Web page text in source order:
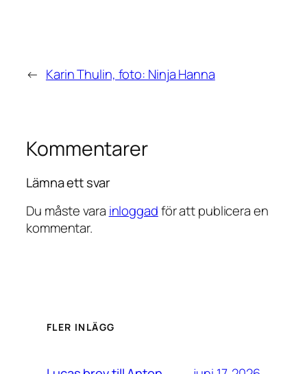
← Karin Thulin, foto: Ninja Hanna
Kommentarer
Lämna ett svar
Du måste vara inloggadför att publicera en
kommentar.
FLER INLÄGG